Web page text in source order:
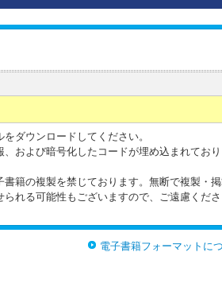
ダウンロードしてください。
および暗号化したコードが埋め込まれており
籍の複製を禁じております。無断で複製・
れる可能性もございますので、ご遠慮くださ
電子書籍フォーマットに